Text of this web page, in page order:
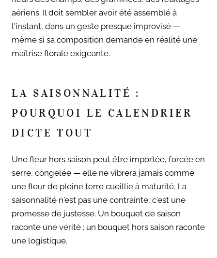
aériens. Il doit sembler avoir été assemblé à
l'instant, dans un geste presque improvisé —
même si sa composition demande en réalité une
maîtrise florale exigeante.
LA SAISONNALITÉ :
POURQUOI LE CALENDRIER
DICTE TOUT
Une fleur hors saison peut être importée, forcée en
serre, congelée — elle ne vibrera jamais comme
une fleur de pleine terre cueillie à maturité. La
saisonnalité n'est pas une contrainte, c'est une
promesse de justesse. Un bouquet de saison
raconte une vérité ; un bouquet hors saison raconte
une logistique.